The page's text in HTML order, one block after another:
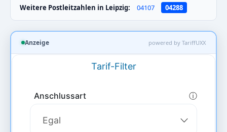
Weitere Postleitzahlen in Leipzig: 04107 04288
Anzeige powered by TariffUXX